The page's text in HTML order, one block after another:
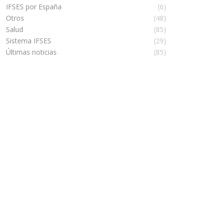
IFSES por España
(6)
Otros
(48)
Salud
(85)
Sistema IFSES
(29)
Últimas noticias
(85)